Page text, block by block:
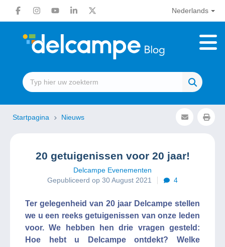
Nederlands
Startpagina Nieuws
20 getuigenissen voor 20 jaar!
Delcampe Evenementen
Gepubliceerd op 30 August 2021
4
Ter gelegenheid van 20 jaar Delcampe stellen
we u een reeks getuigenissen van onze leden
voor. We hebben hen drie vragen gesteld:
Hoe hebt u Delcampe ontdekt? Welke